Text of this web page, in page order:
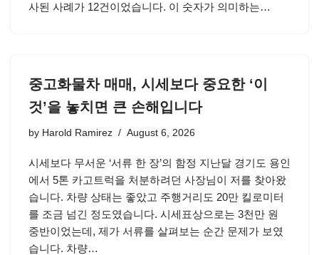
사된 사례가 12건이었습니다. 이 숫자가 의미하는…
중고화물차 매매, 시세보다 중요한 ‘이
것’을 놓치면 큰 손해입니다
by Harold Ramirez August 6, 2026
시세보다 무서운 ‘서류 한 장’의 함정 지난달 경기도 용인
에서 5톤 카고트럭을 처분하려던 사장님이 저를 찾아왔
습니다. 차량 상태는 좋았고 주행거리도 20만 킬로미터
를 조금 넘긴 정도였습니다. 시세표상으로는 3천만 원
중반이었는데, 제가 서류를 살펴보는 순간 문제가 보였
습니다. 차량…